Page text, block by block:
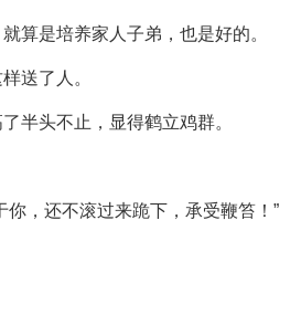
算是培养家人子弟，也是好的。
送了人。
半头不止，显得鹤立鸡群。
，还不滚过来跪下，承受鞭笞！”